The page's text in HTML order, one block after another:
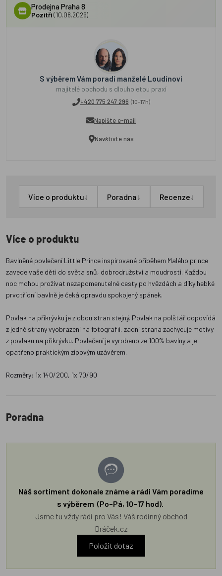
Prodejna Praha 8
Pozítří(10.08.2026)
S výběrem Vám poradí manželé Loudínovi
majitelé obchodu s dlouholetou praxí
+420 775 247 296 (10-17h)
Napište e-mail
Navštivte nás
Více o produktu↓ Poradna↓ Recenze↓
Více o produktu
Bavlněné povlečení Little Prince inspirované příběhem Malého prince
zavede vaše děti do světa snů, dobrodružství a moudrosti. Každou
noc mohou prožívat nezapomenutelné cesty po hvězdách a díky hebké
prvotřídní bavlně je čeká opravdu spokojený spánek.
Povlak na přikrývku je z obou stran stejný. Povlak na polštář odpovídá
z jedné strany vyobrazení na fotografii, zadní strana zachycuje motivy
z povlaku na přikrývku. Povlečení je vyrobeno ze 100% bavlny a je
opatřeno praktickým zipovým uzávěrem.
Rozměry: 1x 140/200, 1x 70/90
Poradna
Náš sortiment dokonale známe a rádi Vám poradíme
s výběrem (Po–Pá, 10–17 hod).
Jsme tu vždy rádi pro Vás! Váš rodinný obchod
Dráček.cz
Položit dotaz